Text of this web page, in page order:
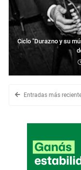
Ciclo "Durazno y su
Entradas más